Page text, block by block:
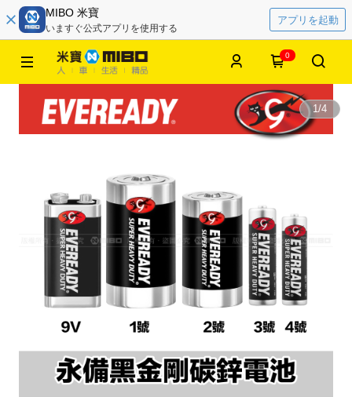
MIBO 米寶
いますぐ公式アプリを使用する
アプリを起動
0
1/4